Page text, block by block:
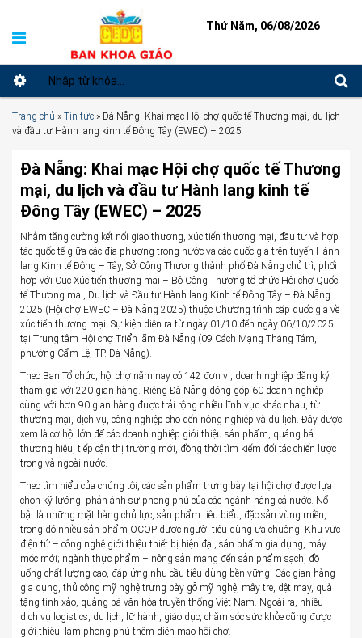
Thứ Năm, 06/08/2026
Trang chủ » Tin tức » Đà Nẵng: Khai mạc Hội chợ quốc tế Thương mại, du lịch
và đầu tư Hành lang kinh tế Đông Tây (EWEC) – 2025
Đà Nẵng: Khai mạc Hội chợ quốc tế Thương
mại, du lịch và đầu tư Hành lang kinh tế
Đông Tây (EWEC) – 2025
Nhằm tăng cường kết nối giao thương, xúc tiến thương mại, đầu tư và hợp
tác quốc tế giữa các địa phương trong nước và các quốc gia trên tuyến Hành
lang Kinh tế Đông – Tây, Sở Công Thương thành phố Đà Nẵng chủ trì, phối
hợp với Cục Xúc tiến thương mại – Bộ Công Thương tổ chức Hội chợ Quốc
tế Thương mại, Du lịch và Đầu tư Hành lang Kinh tế Đông Tây – Đà Nẵng
2025 (Hội chợ EWEC – Đà Nẵng 2025) thuộc Chương trình cấp quốc gia về
xúc tiến thương mại. Sự kiện diễn ra từ ngày 01/10 đến ngày 06/10/2025
tại Trung tâm Hội chợ Triển lãm Đà Nẵng (09 Cách Mạng Tháng Tám,
phường Cẩm Lệ, TP. Đà Nẵng).
Theo Ban Tổ chức, hội chợ năm nay có 142 đơn vị, doanh nghiệp đăng ký
tham gia với 220 gian hàng. Riêng Đà Nẵng đóng góp 60 doanh nghiệp
cùng với hơn 90 gian hàng được trải rộng nhiều lĩnh vực khác nhau, từ
thương mại, dịch vụ, công nghiệp cho đến nông nghiệp và du lịch. Đây được
xem là cơ hội lớn để các doanh nghiệp giới thiệu sản phẩm, quảng bá
thương hiệu, tiếp cận thị trường mới, đồng thời tìm kiếm đối tác chiến lược
trong và ngoài nước.
Theo tìm hiểu của chúng tôi, các sản phẩm trưng bày tại hội chợ được lựa
chọn kỹ lưỡng, phản ánh sự phong phú của các ngành hàng cả nước. Nổi
bật là những mặt hàng chủ lực, sản phẩm tiêu biểu, đặc sản vùng miền,
trong đó nhiều sản phẩm OCOP được người tiêu dùng ưa chuộng. Khu vực
điện tử – công nghệ giới thiệu thiết bị hiện đại, sản phẩm gia dụng, máy
móc mới; ngành thực phẩm – nông sản mang đến sản phẩm sạch, đồ
uống chất lượng cao, đáp ứng nhu cầu tiêu dùng bền vững. Các gian hàng
gia dụng, thủ công mỹ nghệ trưng bày gỗ mỹ nghệ, mây tre, dệt may, quà
tặng tinh xảo, quảng bá văn hóa truyền thống Việt Nam. Ngoài ra, nhiều
dịch vụ logistics, du lịch, lữ hành, giáo dục, chăm sóc sức khỏe cũng được
giới thiệu, làm phong phú thêm diện mạo hội chợ.